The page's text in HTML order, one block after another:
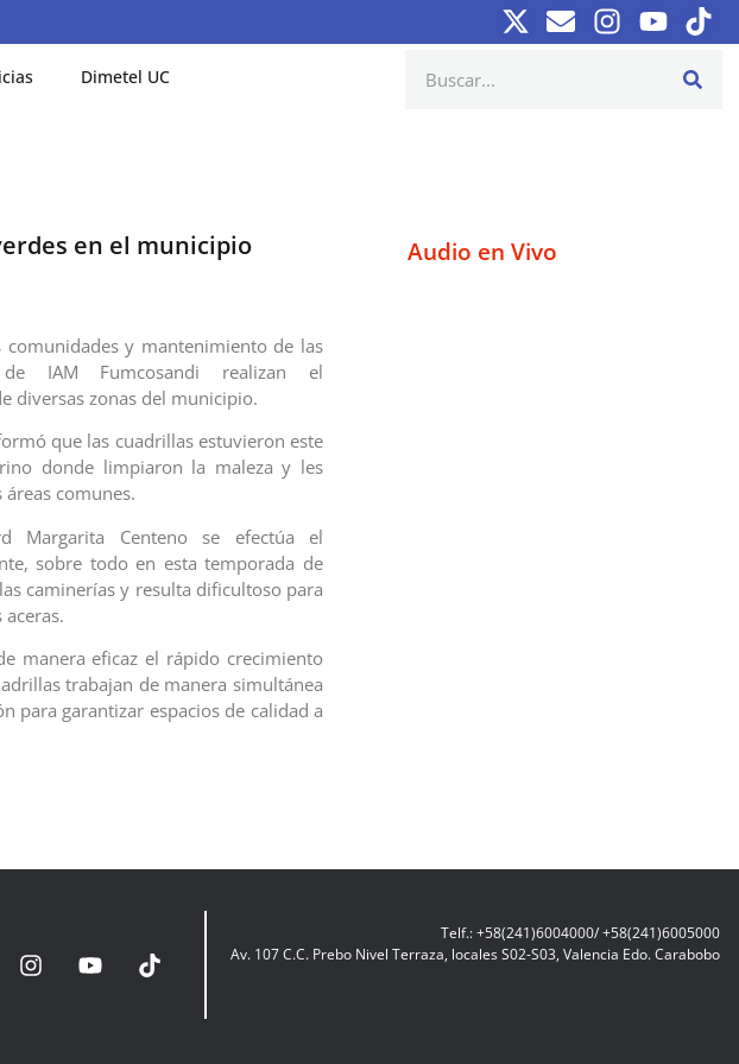
Dimetel UC
en el municipio
y mantenimiento de las
IAM Fumcosandi realizan el
diversas zonas del municipio.
que las cuadrillas estuvieron este
donde limpiaron la maleza y les
comunes.
Margarita Centeno se efectúa el
sobre todo en esta temporada de
caminerías y resulta dificultoso para
manera eficaz el rápido crecimiento
trabajan de manera simultánea
para garantizar espacios de calidad a
Audio en Vivo
Telf.: +58(241)6004000/ +58(241)6005000
Av. 107 C.C. Prebo Nivel Terraza, locales S02-S03, Valencia Edo. Carabobo